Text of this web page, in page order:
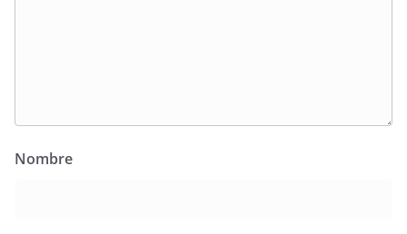
Nombre